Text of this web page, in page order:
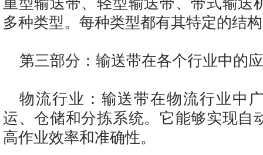
多种类型。每种类型都有其特定的结
第三部分：输送带在各个行业中的
物流行业：输送带在物流行业中
运、仓储和分拣系统。它能够实现自
高作业效率和准确性。